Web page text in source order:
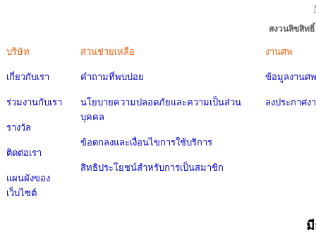
สงวนลิขสิท
บริษัท
เกี่ยวกับเรา
ร่วมงานกับเรา
รางวัล
ติดต่อเรา
แผนผังของ
เว็บไซต์
ส่วนช่วยเหลือ
คำถามที่พบบ่อย
นโยบายความปลอดภัยและความเป็นส่วน
บุคคล
ข้อตกลงและเงื่อนไขการใช้บริการ
สิทธิประโยชน์สำหรับการเป็นสมาชิก
งานศพ
ข้อมูลงานศพ
ลงประกาศง